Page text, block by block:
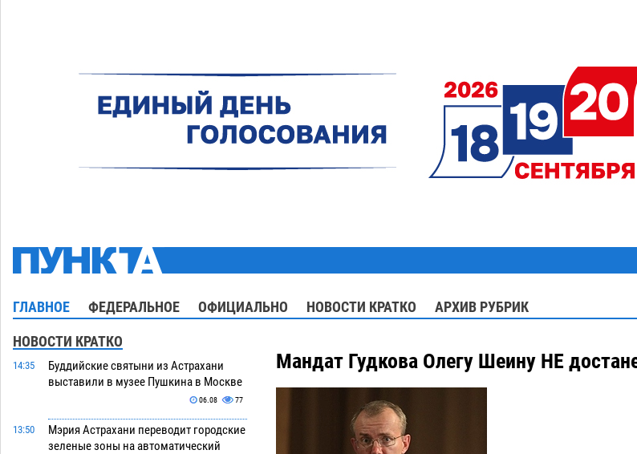
ГЛАВНОЕ ФЕДЕРАЛЬНОЕ ОФИЦИАЛЬНО НОВОСТИ КРАТКО АРХИВ РУБРИК
НОВОСТИ КРАТКО
14:35
Буддийские святыни из Астрахани
выставили в музее Пушкина в Москве
06.08 77
13:50
Мэрия Астрахани переводит городские
зеленые зоны на автоматический
Мандат Гудкова Олегу Шеину НЕ